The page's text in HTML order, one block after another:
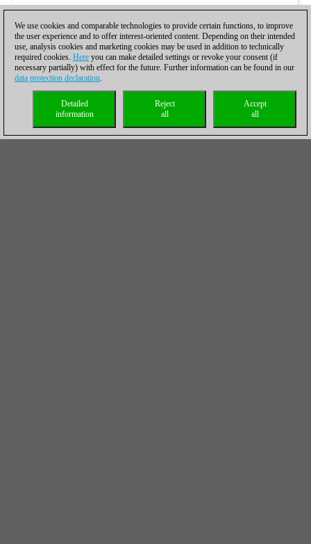
We use cookies and comparable technologies to provide certain functions, to improve
the user experience and to offer interest-oriented content. Depending on their intended
use, analysis cookies and marketing cookies may be used in addition to technically
required cookies. Here you can make detailed settings or revoke your consent (if
necessary partially) with effect for the future. Further information can be found in our
data protection declaration.
Accept
all
Reject
all
Detailed
information